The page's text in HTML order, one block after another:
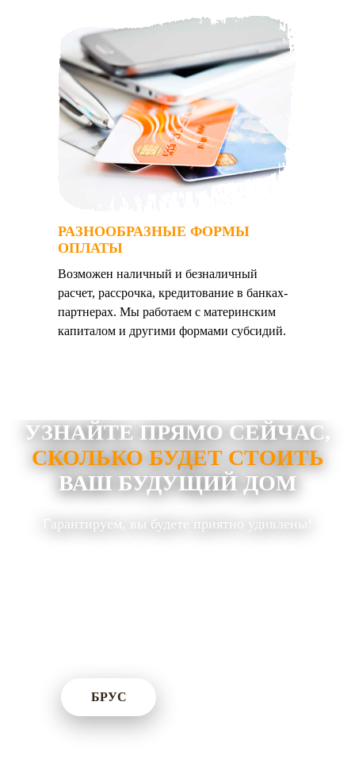
РАЗНООБРАЗНЫЕ ФОРМЫ
ОПЛАТЫ
Возможен наличный и безналичный
расчет, рассрочка, кредитование в банках-
партнерах. Мы работаем с материнским
капиталом и другими формами субсидий.
УЗНАЙТЕ ПРЯМО СЕЙЧАС,
СКОЛЬКО БУДЕТ СТОИТЬ
ВАШ БУДУЩИЙ ДОМ
Гарантируем, вы будете приятно удивлены!
БРУС